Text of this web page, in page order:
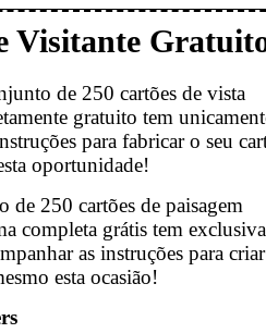
Visitante
de 250 cartões de vista
gratuito tem
para fabricar o seu
oportunidade!
de 250 cartões de paisagem
completa grátis tem
as instruções para
esta ocasião!